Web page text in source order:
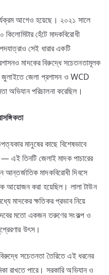
আগেও হয়েছে। ২০২১ সালে
হেঁটে মাদকবিরোধী
সেই ধারার একটি
মাদকের বিরুদ্ধে সচেতনতামূলক
জুলাইতে জেলা প্রশাসন ও WCD
অভিযান পরিচালনা করেছিল।
মানুষের কাছে বিশেষভাবে
— এই তিনটি জেলাই মাদক পাচারের
মাদকবিরোধী দিবসে
আয়োজন করা হয়েছিল। লালা টাউন
মাদকের ক্ষতিকর প্রভাব নিয়ে
মতো একজন তরুণের সংকল্প ও
উৎস।
সচেতনতা তৈরিতে এই ধরনের
পারে। সরকারি অভিযান ও